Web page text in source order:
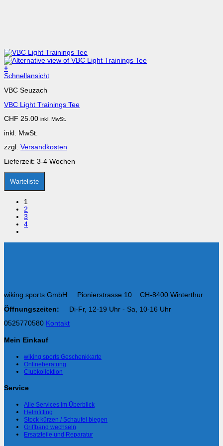
+
Dieses
weist
Varianten
Die
können
der
Produktseite
gewählt
werden
Schnellansicht
VBC Seuzach
VBC Light Trainings Tee
CHF 25.00 inkl. MwSt.
inkl. MwSt.
zzgl. Versandkosten
Lieferzeit: 3-4 Wochen
Warteliste
1
2
3
4
wiking sports GmbH Pionierstrasse 10 CH-8400 Winterthur
Öffnungszeiten:
Di-Fr, 12-19 Uhr - Sa, 10-16 Uhr
0525770580 Kontakt
Mein Einkauf
wiking sports Geschenkkarte
Onlineberatung
Clubkollektion
Service
Alle Services im Überblick
Helmfitting
Stock kürzen / Schaufel biegen
Griffband wechseln
Ersatzteile und Reparatur